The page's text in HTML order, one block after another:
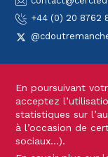
Téléphone
+44 (0) 20 8762
Twitter
© 2026 Cercle
En poursuivant
acceptez
statistiques sur
à l’occasion de
sociaux…).